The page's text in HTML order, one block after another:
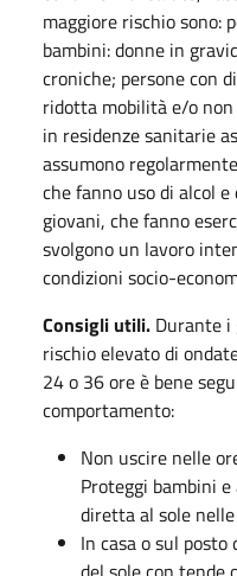
maggiore rischio sono:
bambini: donne in
croniche; persone con
ridotta mobilità e/o
in residenze sanitarie
assumono
che fanno uso di alcol
giovani, che fanno
svolgono un lavoro
condizioni socio-
Consigli utili. Durante
rischio elevato di
24 o 36 ore è bene
comportamento:
Non uscire nelle
Proteggi bambini
diretta al sole
In casa o sul